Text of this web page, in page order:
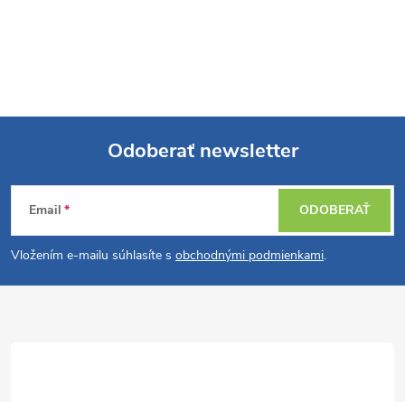
Z
á
p
Odoberať newsletter
Email
Vložením e-mailu súhlasíte s obchodnými podmienkami.
ODOBERAŤ